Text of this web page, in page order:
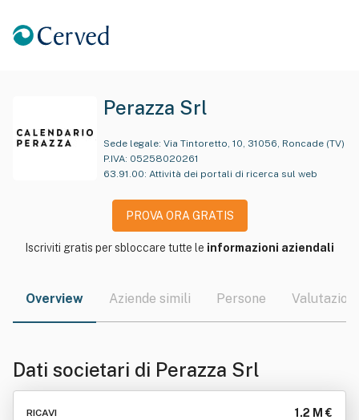
Perazza Srl
Sede legale: Via Tintoretto, 10, 31056, Roncade (TV)
P.IVA: 05258020261
63.91.00: Attività dei portali di ricerca sul web
PROVA ORA GRATIS
Iscriviti gratis per sbloccare tutte le informazioni aziendali
Overview Aziende simili Persone Valutazioni
Dati societari di Perazza Srl
RICAVI 1.2 M €